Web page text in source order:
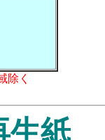
除く
紙